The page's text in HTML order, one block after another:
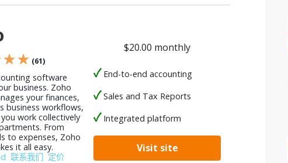
★ ★ (61)
software
business. Zoho
your finances,
business workflows,
work collectively
From
to expenses, Zoho
it all easy.
联系我们 定价
$20.00 monthly
End-to-end accounting
Sales and Tax Reports
Integrated platform
Visit site